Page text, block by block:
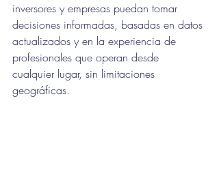
inversores y empresas puedan tomar
decisiones informadas, basadas en datos
actualizados y en la experiencia de
profesionales que operan desde
cualquier lugar, sin limitaciones
geográficas.